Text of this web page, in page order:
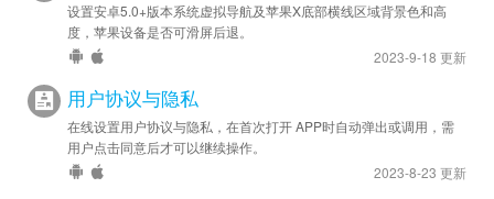
设置安卓5.0+版本系统虚拟导航及苹果X底部横线区域背景色和高
度，苹果设备是否可滑屏后退。
2023-9-18 更新
用户协议与隐私
在线设置用户协议与隐私，在首次打开 APP时自动弹出或调用，需
用户点击同意后才可以继续操作。
2023-8-23 更新